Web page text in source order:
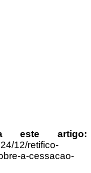
este artigo:
12/retifico-
a-cessacao-